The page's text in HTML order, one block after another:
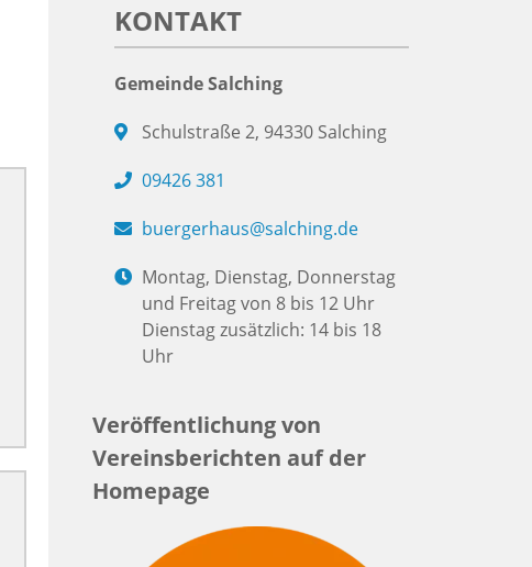
KONTAKT
Gemeinde Salching
Schulstraße 2, 94330 Salching
09426 381
buergerhaus@salching.de
Montag, Dienstag, Donnerstag
und Freitag von 8 bis 12 Uhr
Dienstag zusätzlich: 14 bis 18
Uhr
Veröffentlichung von
Vereinsberichten auf der
Homepage